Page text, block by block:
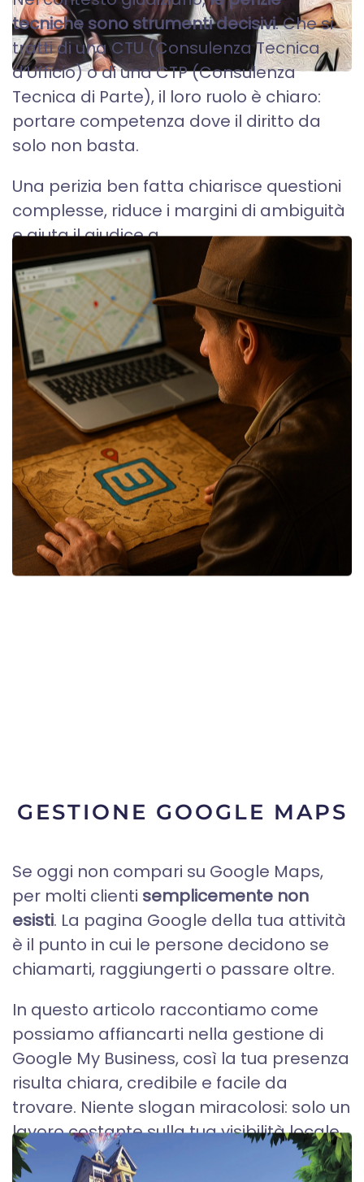
tecniche sono strumenti decisivi. Che si
tratti di una CTU (Consulenza Tecnica
d’Ufficio) o di una CTP (Consulenza
Tecnica di Parte), il loro ruolo è chiaro:
portare competenza dove il diritto da
solo non basta.
Una perizia ben fatta chiarisce questioni
complesse, riduce i margini di ambiguità
e aiuta il giudice a...
SCOPRI DI PIÙ
GESTIONE GOOGLE MAPS
Se oggi non compari su Google Maps,
per molti clienti semplicemente non
esisti. La pagina Google della tua attività
è il punto in cui le persone decidono se
chiamarti, raggiungerti o passare oltre.
In questo articolo raccontiamo come
possiamo affiancarti nella gestione di
Google My Business, così la tua presenza
risulta chiara, credibile e facile da
trovare. Niente slogan miracolosi: solo un
lavoro costante sulla tua visibilità locale...